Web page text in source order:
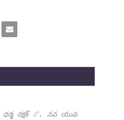
రక్షక్ 📿, నవ యువ